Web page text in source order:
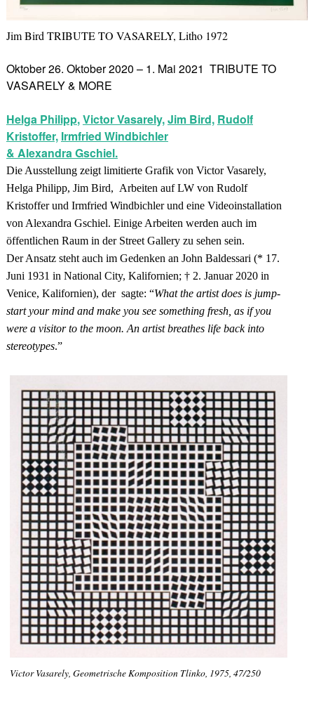
Jim Bird TRIBUTE TO VASARELY, Litho 1972
Oktober 26. Oktober 2020 – 1. Mai 2021 TRIBUTE TO
VASARELY & MORE
Helga Philipp,Victor Vasarely,Jim Bird, Rudolf
Kristoffer, Irmfried Windbichler
& Alexandra Gschiel.
Die Ausstellung zeigt limitierte Grafik von Victor Vasarely,
Helga Philipp, Jim Bird, Arbeiten auf LW von Rudolf
Kristoffer und Irmfried Windbichler und eine Videoinstallation
von Alexandra Gschiel. Einige Arbeiten werden auch im
öffentlichen Raum in der Street Gallery zu sehen sein.
Der Ansatz steht auch im Gedenken an John Baldessari (* 17.
Juni 1931 in National City, Kalifornien; † 2. Januar 2020 in
Venice, Kalifornien), der sagte: “What the artist does is jump-
start your mind and make you see something fresh, as if you
were a visitor to the moon. An artist breathes life back into
stereotypes.”
Victor Vasarely, Geometrische Komposition Tlinko, 1975, 47/250